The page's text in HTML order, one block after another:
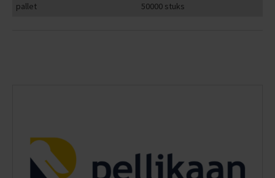
pallet
50000 stuks